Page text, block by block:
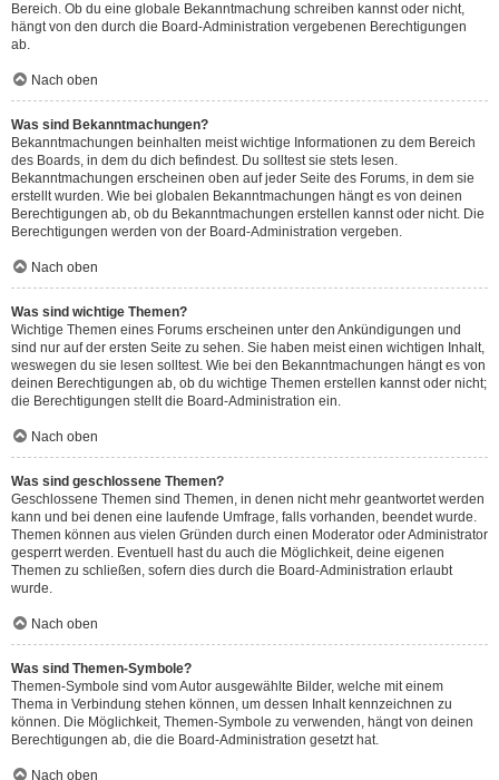
Bereich. Ob du eine globale Bekanntmachung schreiben kannst oder nicht,
hängt von den durch die Board-Administration vergebenen Berechtigungen
ab.
Nach oben
Was sind Bekanntmachungen?
Bekanntmachungen beinhalten meist wichtige Informationen zu dem Bereich
des Boards, in dem du dich befindest. Du solltest sie stets lesen.
Bekanntmachungen erscheinen oben auf jeder Seite des Forums, in dem sie
erstellt wurden. Wie bei globalen Bekanntmachungen hängt es von deinen
Berechtigungen ab, ob du Bekanntmachungen erstellen kannst oder nicht. Die
Berechtigungen werden von der Board-Administration vergeben.
Nach oben
Was sind wichtige Themen?
Wichtige Themen eines Forums erscheinen unter den Ankündigungen und
sind nur auf der ersten Seite zu sehen. Sie haben meist einen wichtigen Inhalt,
weswegen du sie lesen solltest. Wie bei den Bekanntmachungen hängt es von
deinen Berechtigungen ab, ob du wichtige Themen erstellen kannst oder nicht;
die Berechtigungen stellt die Board-Administration ein.
Nach oben
Was sind geschlossene Themen?
Geschlossene Themen sind Themen, in denen nicht mehr geantwortet werden
kann und bei denen eine laufende Umfrage, falls vorhanden, beendet wurde.
Themen können aus vielen Gründen durch einen Moderator oder Administrator
gesperrt werden. Eventuell hast du auch die Möglichkeit, deine eigenen
Themen zu schließen, sofern dies durch die Board-Administration erlaubt
wurde.
Nach oben
Was sind Themen-Symbole?
Themen-Symbole sind vom Autor ausgewählte Bilder, welche mit einem
Thema in Verbindung stehen können, um dessen Inhalt kennzeichnen zu
können. Die Möglichkeit, Themen-Symbole zu verwenden, hängt von deinen
Berechtigungen ab, die die Board-Administration gesetzt hat.
Nach oben